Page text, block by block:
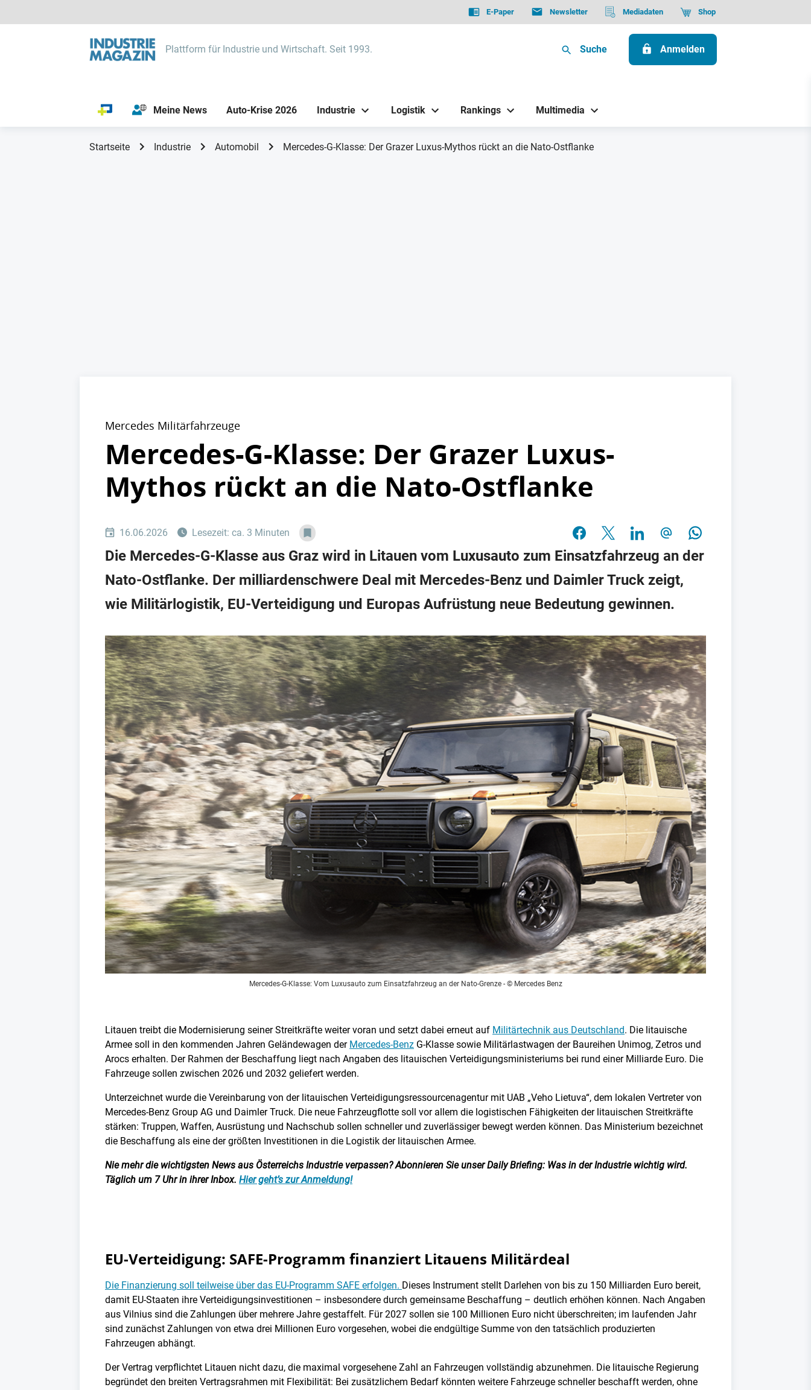
E-Paper Newsletter Mediadaten Shop
Plattform für Industrie und Wirtschaft. Seit 1993. Suche Anmelden
Meine News Auto-Krise 2026 Industrie Logistik Rankings Multimedia
Startseite Industrie Automobil Mercedes-G-Klasse: Der Grazer Luxus-Mythos rückt an die Nato-Ostflanke
Mercedes Militärfahrzeuge
Mercedes-G-Klasse: Der Grazer Luxus-
Mythos rückt an die Nato-Ostflanke
16.06.2026 Lesezeit: ca. 3 Minuten
Die Mercedes-G-Klasse aus Graz wird in Litauen vom Luxusauto zum Einsatzfahrzeug an der
Nato-Ostflanke. Der milliardenschwere Deal mit Mercedes-Benz und Daimler Truck zeigt,
wie Militärlogistik, EU-Verteidigung und Europas Aufrüstung neue Bedeutung gewinnen.
Mercedes-G-Klasse: Vom Luxusauto zum Einsatzfahrzeug an der Nato-Grenze- © Mercedes Benz
Litauen treibt die Modernisierung seiner Streitkräfte weiter voran und setzt dabei erneut auf Militärtechnik aus Deutschland. Die litauische
Armee soll in den kommenden Jahren Geländewagen der Mercedes-Benz G-Klasse sowie Militärlastwagen der Baureihen Unimog, Zetros und
Arocs erhalten. Der Rahmen der Beschaffung liegt nach Angaben des litauischen Verteidigungsministeriums bei rund einer Milliarde Euro. Die
Fahrzeuge sollen zwischen 2026 und 2032 geliefert werden.
Unterzeichnet wurde die Vereinbarung von der litauischen Verteidigungsressourcenagentur mit UAB „Veho Lietuva“, dem lokalen Vertreter von
Mercedes-Benz Group AG und Daimler Truck. Die neue Fahrzeugflotte soll vor allem die logistischen Fähigkeiten der litauischen Streitkräfte
stärken: Truppen, Waffen, Ausrüstung und Nachschub sollen schneller und zuverlässiger bewegt werden können. Das Ministerium bezeichnet
die Beschaffung als eine der größten Investitionen in die Logistik der litauischen Armee.
Nie mehr die wichtigsten News aus Österreichs Industrie verpassen? Abonnieren Sie unser Daily Briefing: Was in der Industrie wichtig wird.
Täglich um 7 Uhr in ihrer Inbox. Hier geht’s zur Anmeldung!
EU-Verteidigung: SAFE-Programm finanziert Litauens Militärdeal
Die Finanzierung soll teilweise über das EU-Programm SAFE erfolgen. Dieses Instrument stellt Darlehen von bis zu 150 Milliarden Euro bereit,
damit EU-Staaten ihre Verteidigungsinvestitionen – insbesondere durch gemeinsame Beschaffung – deutlich erhöhen können. Nach Angaben
aus Vilnius sind die Zahlungen über mehrere Jahre gestaffelt. Für 2027 sollen sie 100 Millionen Euro nicht überschreiten; im laufenden Jahr
sind zunächst Zahlungen von etwa drei Millionen Euro vorgesehen, wobei die endgültige Summe von den tatsächlich produzierten
Fahrzeugen abhängt.
Der Vertrag verpflichtet Litauen nicht dazu, die maximal vorgesehene Zahl an Fahrzeugen vollständig abzunehmen. Die litauische Regierung
begründet den breiten Vertragsrahmen mit Flexibilität: Bei zusätzlichem Bedarf könnten weitere Fahrzeuge schneller beschafft werden, ohne